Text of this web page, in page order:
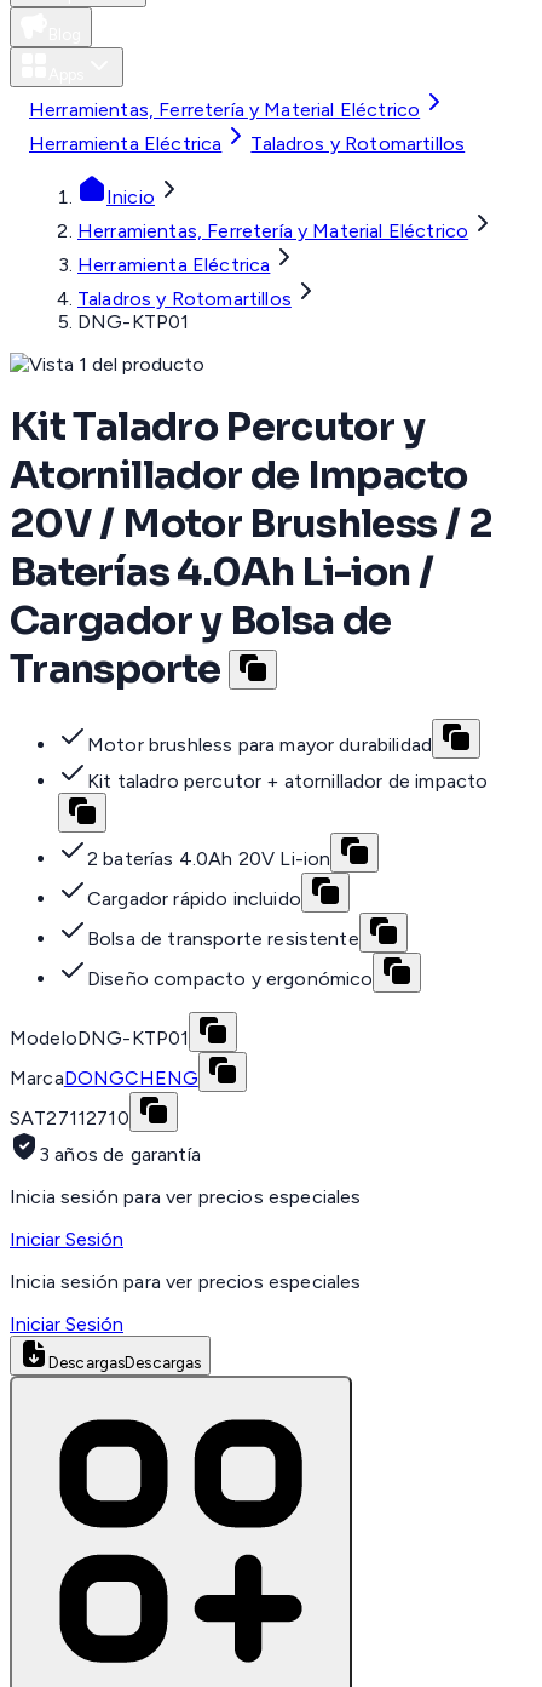
Herramientas, Ferretería y Material Eléctrico
Herramienta Eléctrica
Taladros y Rotomartillos
Inicio
Herramientas, Ferretería y Material Eléctrico
Herramienta Eléctrica
Taladros y Rotomartillos
DNG-KTP01
Kit Taladro Percutor y
Atornillador de Impacto
20V / Motor Brushless / 2
Baterías 4.0Ah Li-ion /
Cargador y Bolsa de
Transporte
Motor brushless para mayor durabilidad
Kit taladro percutor + atornillador de impacto
2 baterías 4.0Ah 20V Li-ion
Cargador rápido incluido
Bolsa de transporte resistente
Diseño compacto y ergonómico
ModeloDNG-KTP01
MarcaDONGCHENG
SAT27112710
3 años de garantía
Inicia sesión para ver precios especiales
Iniciar Sesión
Inicia sesión para ver precios especiales
Iniciar Sesión
DescargasDescargas